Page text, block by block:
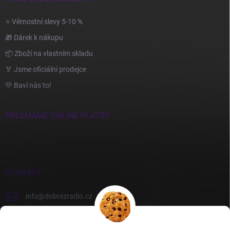
⭐ Věrnostní slevy 5-10 %
🎁 Dárek k nákupu
📦 Zboží na vlastním skladu
🏅 Jsme oficiální prodejce
💛 Baví nás to!
PŘIJÍMÁME ONLINE PLATBY
KONTAKT
info@dobrezradlo.cz